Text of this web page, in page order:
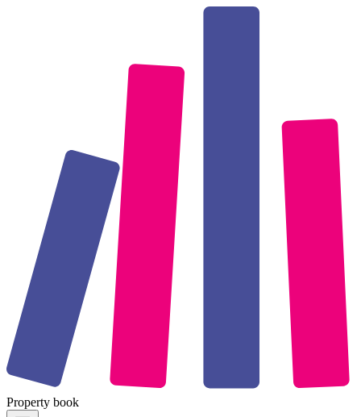
Property book